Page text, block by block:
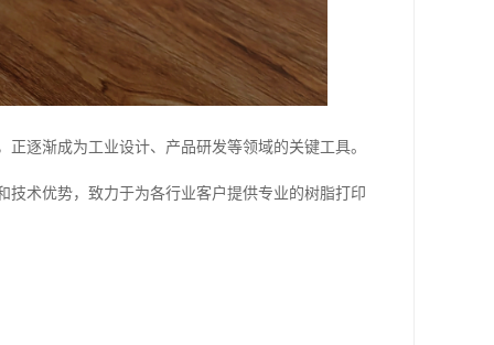
逐渐成为工业设计、产品研发等领域的关键工具。
术优势，致力于为各行业客户提供专业的树脂打印